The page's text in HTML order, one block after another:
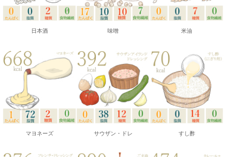
日本酒
マヨネーズ
味噌
サウザン・ドレ
米油
すし酢